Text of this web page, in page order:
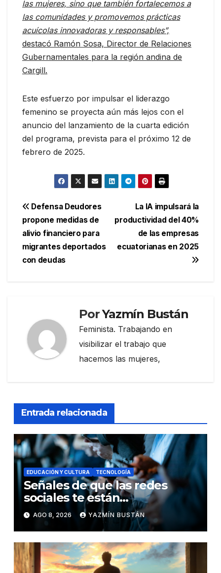
las mujeres, sino que también fortalecemos a
las comunidades y promovemos prácticas
acuícolas innovadoras y responsables”,
destacó Ramón Sosa, Director de Relaciones
Gubernamentales para la región andina de
Cargill.
Este esfuerzo por impulsar el liderazgo
femenino se proyecta aún más lejos con el
anuncio del lanzamiento de la cuarta edición
del programa, prevista para el próximo 12 de
febrero de 2025.
Navegación
de
entradas
La IA impulsará la
productividad del 40%
de las empresas
ecuatorianas en 2025
Defensa Deudores
propone medidas de
alivio financiero para
migrantes deportados
con deudas
PorYazmín Bustán
Feminista. Trabajando en
visibilizar el trabajo que
hacemos las mujeres,
Entrada relacionada
EDUCACIÓN Y CULTURA TECNOLOGÍA
Señales de que las redes
sociales te están
consumiendo
AGO 8, 2026 YAZMÍN BUSTÁN